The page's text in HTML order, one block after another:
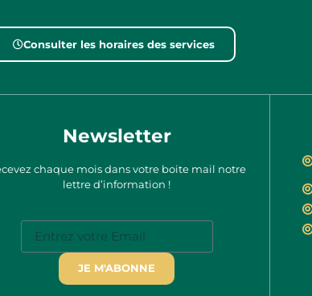
Consulter les horaires des services
Newsletter
chaque mois dans votre boite mail notre
lettre d’information !
JE M'ABONNE